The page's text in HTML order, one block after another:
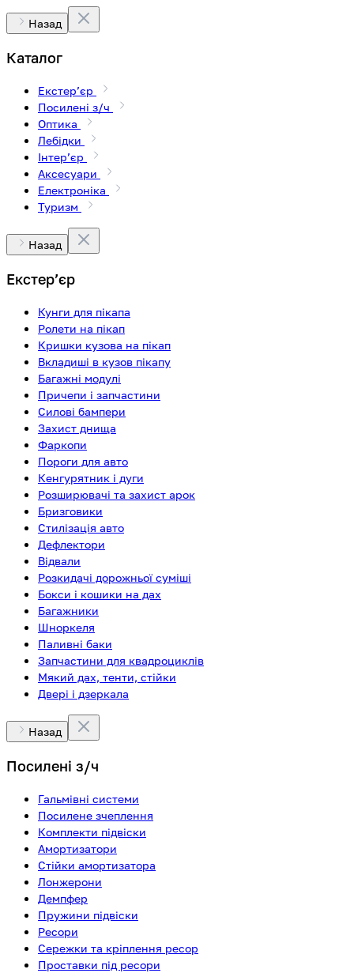
Назад
Каталог
Екстерʼєр
Посилені з/ч
Оптика
Лебідки
Інтерʼєр
Аксесуари
Електроніка
Туризм
Назад
Екстерʼєр
Кунги для пікапа
Ролети на пікап
Кришки кузова на пікап
Вкладиші в кузов пікапу
Багажні модулі
Причепи і запчастини
Силові бампери
Захист днища
Фаркопи
Пороги для авто
Кенгурятник і дуги
Розширювачі та захист арок
Бризговики
Стилізація авто
Дефлектори
Відвали
Розкидачі дорожньої суміші
Бокси і кошики на дах
Багажники
Шноркеля
Паливні баки
Запчастини для квадроциклів
Мякий дах, тенти, стійки
Двері і дзеркала
Назад
Посилені з/ч
Гальмівні системи
Посилене зчеплення
Комплекти підвіски
Амортизатори
Стійки амортизатора
Лонжерони
Демпфер
Пружини підвіски
Ресори
Сережки та кріплення ресор
Проставки під ресори